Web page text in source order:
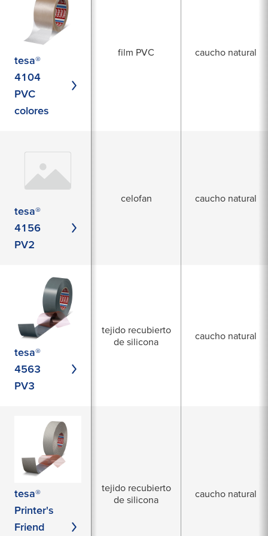
tesa®
4104
PVC
colores
film PVC caucho natural
tesa®
4156
PV2
celofan caucho natural
tesa®
4563
PV3
tejido recubierto
de silicona
caucho natural
tesa®
Printer's
Friend
tejido recubierto
de silicona
caucho natural